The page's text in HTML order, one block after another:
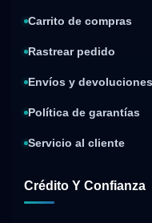
Carrito de compras
Rastrear pedido
Envíos y devoluciones
Política de garantías
Servicio al cliente
Crédito Y Confianza